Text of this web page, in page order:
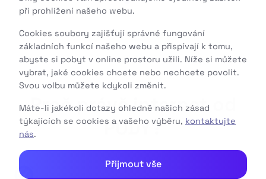
Proč právě internet od
PODY?
při prohlížení našeho webu.
Cookies soubory zajišťují správné fungování
základních funkcí našeho webu a přispívají k tomu,
abyste si pobyt v online prostoru užili. Níže si můžete
vybrat, jaké cookies chcete nebo nechcete povolit.
Svou volbu můžete kdykoli změnit.
Máte-li jakékoli dotazy ohledně našich zásad
týkajících se cookies a vašeho výběru, kontaktujte
nás.
Přijmout vše